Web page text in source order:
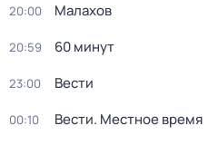
20:00 Малахов
20:59 60 минут
23:00 Вести
00:10 Вести. Местное время